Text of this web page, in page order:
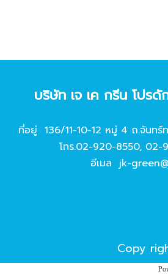
บริษัท เจ เค กรีน โปร
ที่อยู่ 136/11-10-12 หมู่ 4 ถ.จันทร์
โทร.02-920-8550, 02-
อีเมล jk-
Copy